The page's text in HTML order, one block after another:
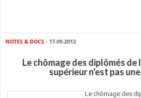
NOTES & DOCS - 17.09.2012
Le chômage des diplômés
supérieur n'est pas
Le chômage des